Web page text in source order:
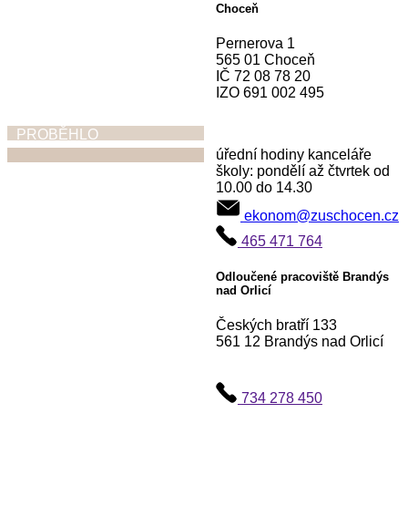
PROBĚHLO
Choceň
Pernerova 1
565 01 Choceň
IČ 72 08 78 20
IZO 691 002 495
úřední hodiny kanceláře
školy: pondělí až čtvrtek od
10.00 do 14.30
ekonom@zuschocen.cz
465 471 764
Odloučené pracoviště Brandýs
nad Orlicí
Českých bratří 133
561 12 Brandýs nad Orlicí
734 278 450